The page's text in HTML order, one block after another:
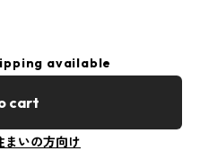
available
cart
まいの方向け